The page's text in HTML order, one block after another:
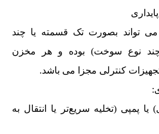
تواند بصورت تک قسمته یا چند
نوع سوخت) بوده و هر مخزن
کنترلی مجزا می باشد.
یا پمپی (تخلیه سریع‌تر یا انتقال به